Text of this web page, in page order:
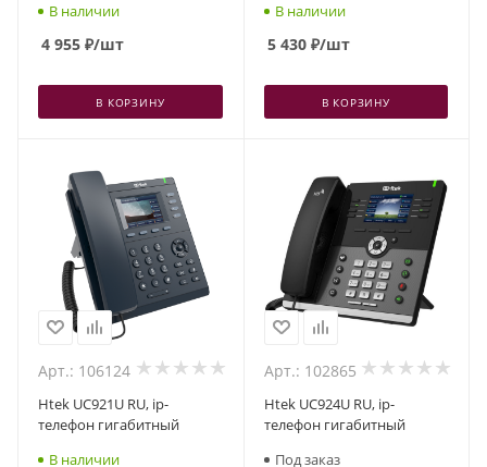
В наличии
4 955 ₽/шт
В КОРЗИНУ
В наличии
5 430₽/шт
В КОРЗИНУ
Арт.: 106124
Htek UC921U RU, ip-
телефон гигабитный
В наличии
Арт.: 102865
Htek UC924U RU, ip-
телефон гигабитный
Под заказ